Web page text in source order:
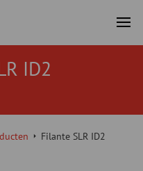
ID2
Filante SLR ID2